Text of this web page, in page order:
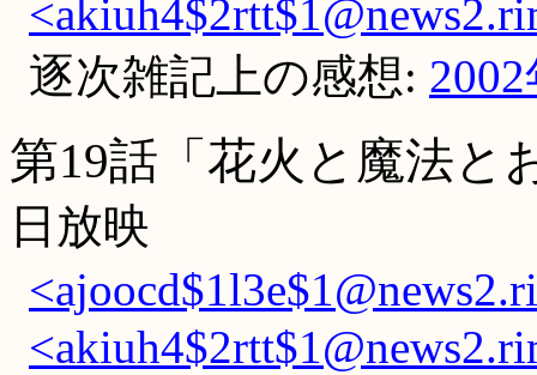
逐次雑記上の感想:
第19話「花火と魔法と
日放映